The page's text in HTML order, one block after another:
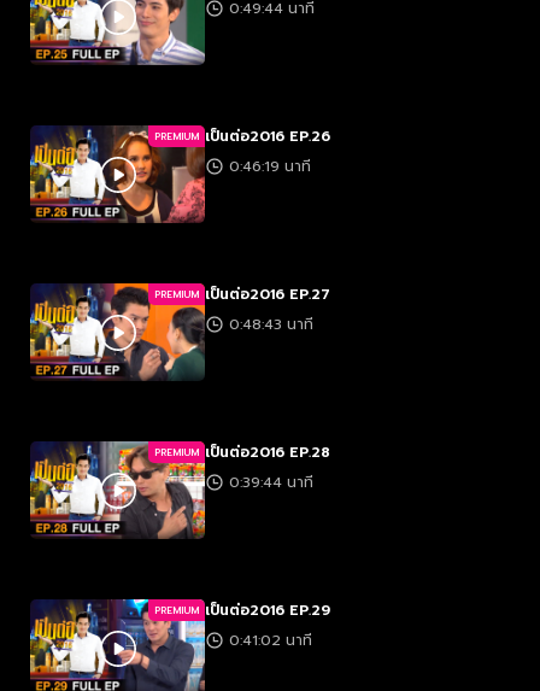
0:49:44 นาที
PREMIUM เป็นต่อ2016 EP.26
0:46:19 นาที
PREMIUM เป็นต่อ2016 EP.27
0:48:43 นาที
PREMIUM เป็นต่อ2016 EP.28
0:39:44 นาที
PREMIUM เป็นต่อ2016 EP.29
0:41:02 นาที